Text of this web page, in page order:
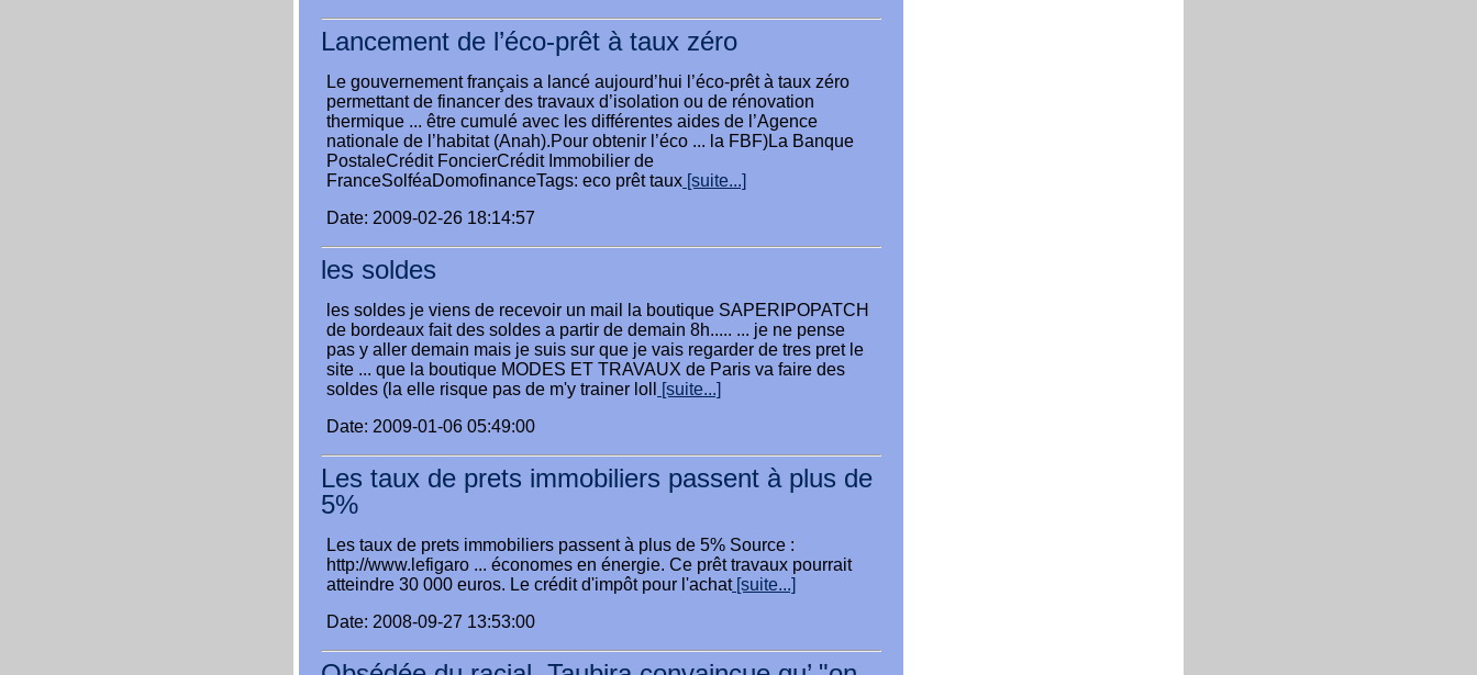
Lancement de l’éco-prêt à taux zéro
Le gouvernement français a lancé aujourd’hui l’éco-prêt à taux zéro
permettant de financer des travaux d’isolation ou de rénovation
thermique ... être cumulé avec les différentes aides de l’Agence
nationale de l’habitat (Anah).Pour obtenir l’éco ... la FBF)La Banque
PostaleCrédit FoncierCrédit Immobilier de
FranceSolféaDomofinanceTags: eco prêt taux [suite...]
Date: 2009-02-26 18:14:57
les soldes
les soldes je viens de recevoir un mail la boutique SAPERIPOPATCH
de bordeaux fait des soldes a partir de demain 8h..... ... je ne pense
pas y aller demain mais je suis sur que je vais regarder de tres pret le
site ... que la boutique MODES ET TRAVAUX de Paris va faire des
soldes (la elle risque pas de m'y trainer loll
[suite...]
Date: 2009-01-06 05:49:00
Les taux de prets immobiliers passent à plus de
5%
Les taux de prets immobiliers passent à plus de 5% Source :
http://www.lefigaro ... économes en énergie. Ce prêt travaux pourrait
atteindre 30 000 euros. Le crédit d'impôt pour l'achat[suite...]
Date: 2008-09-27 13:53:00